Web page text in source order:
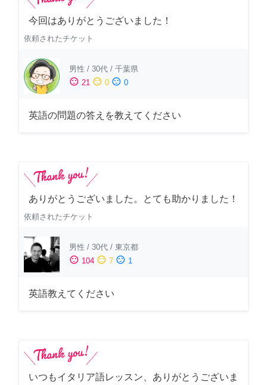
今回はありがとうございました！
依頼されたチケット
男性 / 30代 / 千葉県
sentiment_satisfied 21 sentiment_neutral 0 sentiment_dissatisfied 0
英語の問題の答えを教えてください
ありがとうございました。とても助かりました！
依頼されたチケット
男性 / 30代 / 東京都
sentiment_satisfied 104 sentiment_neutral 7 sentiment_dissatisfied 1
英語教えてください
いつもイタリア語レッスン、ありがとうございま